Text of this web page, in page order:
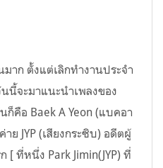
าก ตั้งแต่เลิกทำงานประจำ
นี้จะมาแนะนำเพลงของ
ก็คือ Baek A Yeon (แบคอา
ย JYP (เสียงกระซิบ) อดีตผู้
[ ที่หนึ่ง Park Jimin(JYP) ที่